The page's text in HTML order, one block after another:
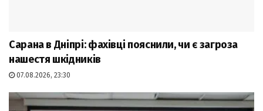
Сарана в Дніпрі: фахівці пояснили, чи є загроза
нашестя шкідників
07.08.2026, 23:30